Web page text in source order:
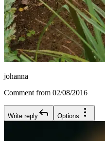
johanna
Comment from 02/08/2016
Write reply Options